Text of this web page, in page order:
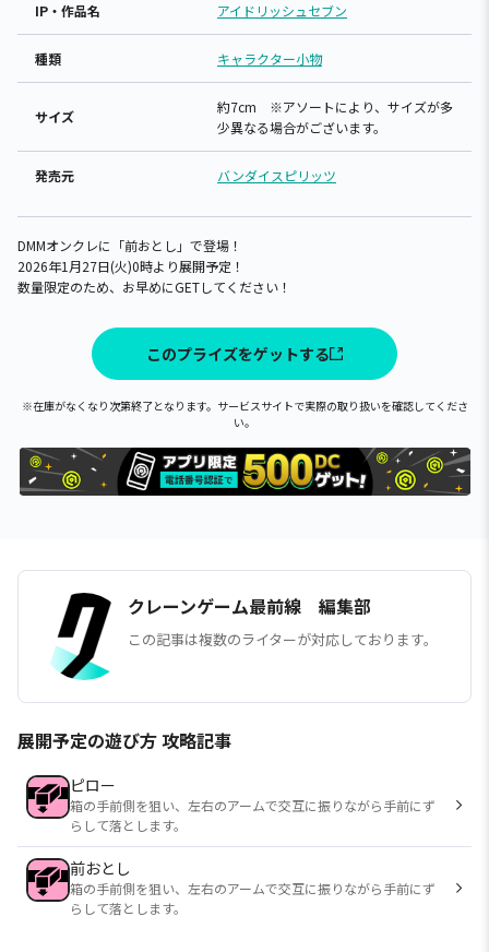
IP・作品名 アイドリッシュセブン
種類 キャラクター小物
サイズ
約7cm ※アソートにより、サイズが多
少異なる場合がございます。
発売元 バンダイスピリッツ
DMMオンクレに「前おとし」で登場！
2026年1月27日(火)0時より展開予定！
数量限定のため、お早めにGETしてください！
このプライズをゲットする
※在庫がなくなり次第終了となります。サービスサイトで実際の取り扱いを確認してくださ
い。
クレーンゲーム最前線 編集部
この記事は複数のライターが対応しております。
展開予定の遊び方 攻略記事
ピロー
箱の手前側を狙い、左右のアームで交互に振りながら手前にず
らして落とします。
前おとし
箱の手前側を狙い、左右のアームで交互に振りながら手前にず
らして落とします。